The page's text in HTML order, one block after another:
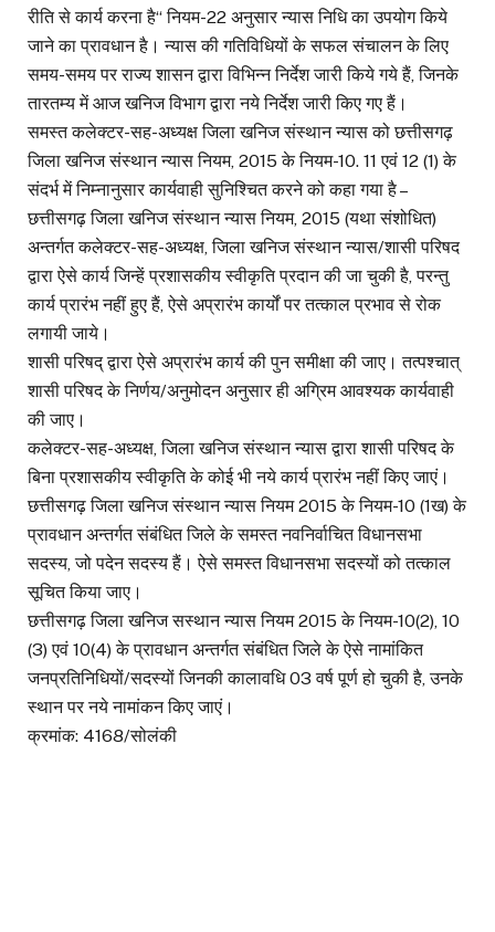
रीति से कार्य करना है‘‘ नियम-22 अनुसार न्यास निधि का उपयोग किये
जाने का प्रावधान है। न्यास की गतिविधियों के सफल संचालन के लिए
समय-समय पर राज्य शासन द्वारा विभिन्न निर्देश जारी किये गये हैं, जिनके
तारतम्य में आज खनिज विभाग द्वारा नये निर्देश जारी किए गए हैं।
समस्त कलेक्टर-सह-अध्यक्ष जिला खनिज संस्थान न्यास को छत्तीसगढ़
जिला खनिज संस्थान न्यास नियम, 2015 के नियम-10. 11 एवं 12 (1) के
संदर्भ में निम्नानुसार कार्यवाही सुनिश्चित करने को कहा गया है –
छत्तीसगढ़ जिला खनिज संस्थान न्यास नियम, 2015 (यथा संशोधित)
अन्तर्गत कलेक्टर-सह-अध्यक्ष, जिला खनिज संस्थान न्यास/शासी परिषद
द्वारा ऐसे कार्य जिन्हें प्रशासकीय स्वीकृति प्रदान की जा चुकी है, परन्तु
कार्य प्रारंभ नहीं हुए हैं, ऐसे अप्रारंभ कार्यों पर तत्काल प्रभाव से रोक
लगायी जाये।
शासी परिषद् द्वारा ऐसे अप्रारंभ कार्य की पुन समीक्षा की जाए। तत्पश्चात्
शासी परिषद के निर्णय/अनुमोदन अनुसार ही अग्रिम आवश्यक कार्यवाही
की जाए।
कलेक्टर-सह-अध्यक्ष, जिला खनिज संस्थान न्यास द्वारा शासी परिषद के
बिना प्रशासकीय स्वीकृति के कोई भी नये कार्य प्रारंभ नहीं किए जाएं।
छत्तीसगढ़ जिला खनिज संस्थान न्यास नियम 2015 के नियम-10 (1ख) के
प्रावधान अन्तर्गत संबंधित जिले के समस्त नवनिर्वाचित विधानसभा
सदस्य, जो पदेन सदस्य हैं। ऐसे समस्त विधानसभा सदस्यों को तत्काल
सूचित किया जाए।
छत्तीसगढ़ जिला खनिज सस्थान न्यास नियम 2015 के नियम-10(2), 10
(3) एवं 10(4) के प्रावधान अन्तर्गत संबंधित जिले के ऐसे नामांकित
जनप्रतिनिधियों/सदस्यों जिनकी कालावधि 03 वर्ष पूर्ण हो चुकी है, उनके
स्थान पर नये नामांकन किए जाएं।
क्रमांक: 4168/सोलंकी